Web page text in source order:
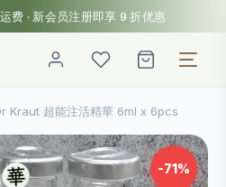
费 · 新会员注册即享 9 折优惠
Kraut 超能注活精華 6ml x 6pcs
-71%